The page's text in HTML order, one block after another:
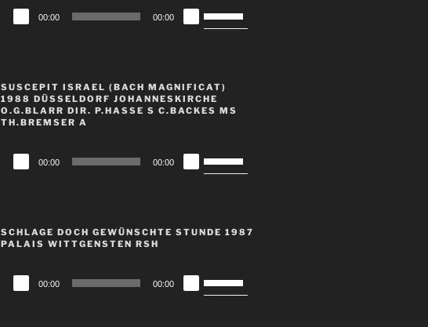
Audio-
Player
00:00 00:00
Hoch/Runter
Lautstärke
zu
SUSCEPIT ISRAEL (BACH MAGNIFICAT)
1988 DÜSSELDORF JOHANNESKIRCHE
O.G.BLARR DIR. P.HASSE S C.BACKES MS
TH.BREMSER A
Audio-
Player
00:00 00:00
Hoch/Runter
Lautstärke
SCHLAGE DOCH GEWÜNSCHTE STUNDE 1987
PALAIS WITTGENSTEN RSH
Audio-
Player
00:00 00:00
Hoch/Runter